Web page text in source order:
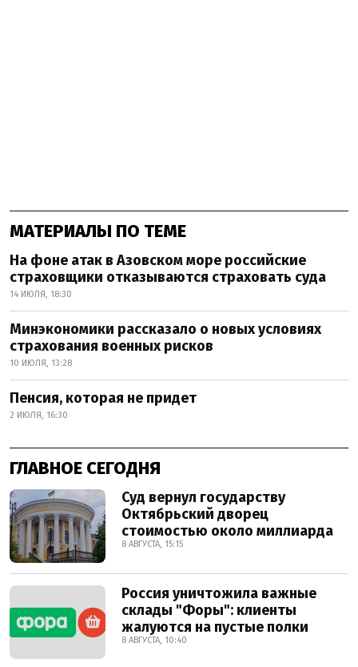
МАТЕРИАЛЫ ПО ТЕМЕ
На фоне атак в Азовском море российские
страховщики отказываются страховать суда
14 ИЮЛЯ, 18:30
Минэкономики рассказало о новых условиях
страхования военных рисков
10 ИЮЛЯ, 13:28
Пенсия, которая не придет
2 ИЮЛЯ, 16:30
ГЛАВНОЕ СЕГОДНЯ
Суд вернул государству
Октябрьский дворец
стоимостью около миллиарда
8 АВГУСТА, 15:15
Россия уничтожила важные
склады "Форы": клиенты
жалуются на пустые полки
8 АВГУСТА, 10:40